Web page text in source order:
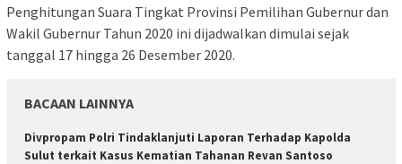
Penghitungan Suara Tingkat Provinsi Pemilihan Gubernur dan
Wakil Gubernur Tahun 2020 ini dijadwalkan dimulai sejak
tanggal 17 hingga 26 Desember 2020.
BACAAN LAINNYA
Divpropam Polri Tindaklanjuti Laporan Terhadap Kapolda
Sulut terkait Kasus Kematian Tahanan Revan Santoso